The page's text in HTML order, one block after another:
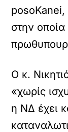
posoKanei,
στην
Ο κ.
«χωρίς
η ΝΔ έχει